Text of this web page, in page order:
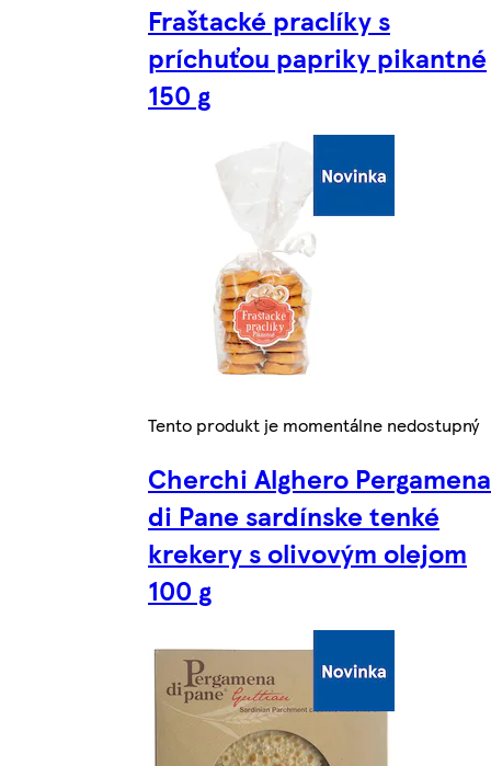
Fraštacké praclíky s
príchuťou papriky pikantné
150 g
Tento produkt je momentálne nedostupný
Cherchi Alghero Pergamena
di Pane sardínske tenké
krekery s olivovým olejom
100 g